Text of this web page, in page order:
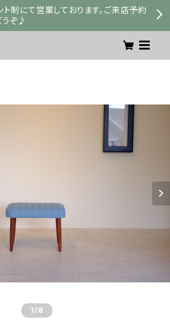
制にて営業しております。ご来店予約
うぞ♪
1 /8